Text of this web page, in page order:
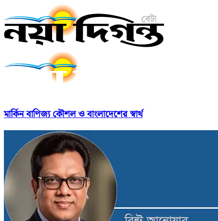
মার্কিন বাণিজ্য কৌশল ও বাংলাদেশের স্বার্থ